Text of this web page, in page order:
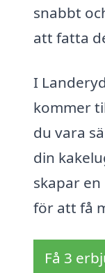
snabbt
att fatta
I
kommer
du vara
din
skapar
för att få
Få 3